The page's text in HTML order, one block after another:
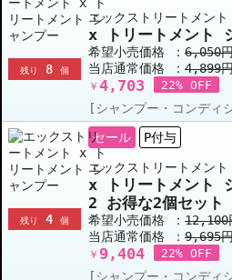
残り 8 個
エックストリートメント
x トリートメント
希望小売価格 ： 6,050
当店通常価格 ： 4,899
￥ 4,703 22% OFF
[シャンプー・コンデ
残り 4 個
セール P付与
エックストリートメント
x トリートメント
2 お得な2個セット
希望小売価格 ： 12,100
当店通常価格 ： 9,695
￥ 9,404 22% OFF
[シャンプー・コンデ